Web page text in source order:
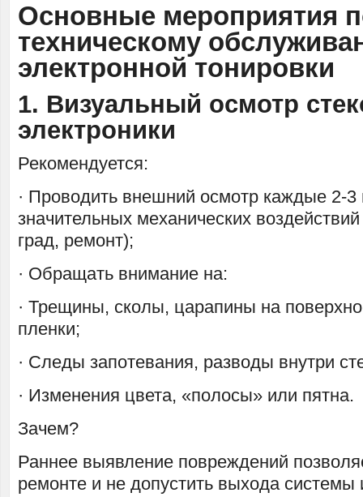
Основные мероприятия
техническому
электронной тонировки
1. Визуальный осмотр
электроники
Рекомендуется:
· Проводить внешний осмотр каждые 2-
значительных механических
град, ремонт);
· Обращать внимание на:
· Трещины, сколы, царапины на
пленки;
· Следы запотевания, разводы внутри
· Изменения цвета, «полосы» или пятна.
Зачем?
Раннее выявление повреждений
ремонте и не допустить выхода системы